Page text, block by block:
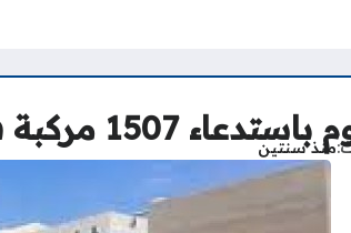
مركبة فورد فيوجن
منذ سنتين